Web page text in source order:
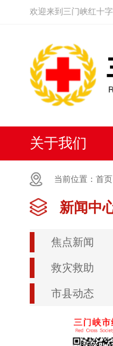
欢迎来到三门峡红十
关于我们
当前位置： 首
新闻中
焦点新闻
救灾救助
市县动态